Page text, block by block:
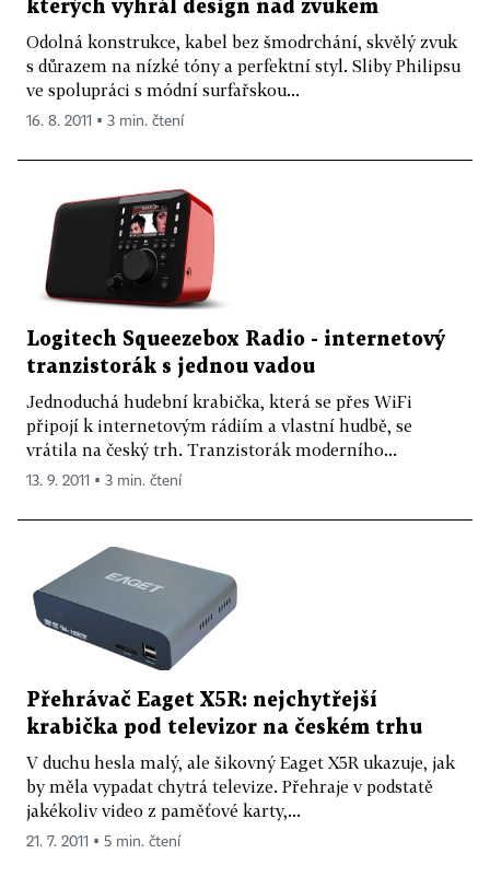
kterých vyhrál design nad zvukem
Odolná konstrukce, kabel bez šmodrchání, skvělý zvuk
s důrazem na nízké tóny a perfektní styl. Sliby Philipsu
ve spolupráci s módní surfařskou...
16. 8. 2011 ▪ 3 min. čtení
Logitech Squeezebox Radio - internetový
tranzistorák s jednou vadou
Jednoduchá hudební krabička, která se přes WiFi
připojí k internetovým rádiím a vlastní hudbě, se
vrátila na český trh. Tranzistorák moderního...
13. 9. 2011 ▪ 3 min. čtení
Přehrávač Eaget X5R: nejchytřejší
krabička pod televizor na českém trhu
V duchu hesla malý, ale šikovný Eaget X5R ukazuje, jak
by měla vypadat chytrá televize. Přehraje v podstatě
jakékoliv video z paměťové karty,...
21. 7. 2011 ▪ 5 min. čtení